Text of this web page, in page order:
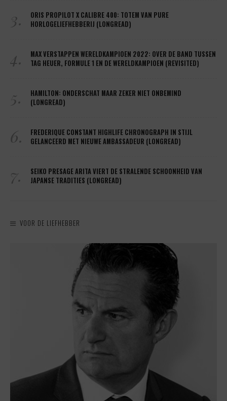
3.
ORIS PROPILOT X CALIBRE 400: TOTEM VAN PURE
HORLOGELIEFHEBBERIJ (LONGREAD)
4.
MAX VERSTAPPEN WERELDKAMPIOEN 2022: OVER DE BAND TUSSEN
TAG HEUER, FORMULE 1 EN DE WERELDKAMPIOEN (REVISITED)
5.
HAMILTON: ONDERSCHAT MAAR ZEKER NIET ONBEMIND
(LONGREAD)
6.
FREDERIQUE CONSTANT HIGHLIFE CHRONOGRAPH IN STIJL
GELANCEERD MET NIEUWE AMBASSADEUR (LONGREAD)
7.
SEIKO PRESAGE ARITA VIERT DE STRALENDE SCHOONHEID VAN
JAPANSE TRADITIES (LONGREAD)
VOOR DE LIEFHEBBER